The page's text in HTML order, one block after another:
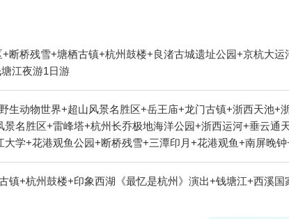
+断桥残雪+塘栖古镇+杭州鼓楼+良渚古城遗址公园+京杭大
江夜游1日游
生动物世界+超山风景名胜区+岳王庙+龙门古镇+浙西天池
名胜区+雷峰塔+杭州长乔极地海洋公园+浙西运河+垂云
学+花港观鱼公园+断桥残雪+三潭印月+花港观鱼+南屏晚
》演出+九溪十八涧+西溪3D奇幻艺术馆+天目山月亮湾漂
三峡+杭州体育馆+浙西大草原+杭州酒家+杭州剧院+钱王
+天目山上海之家+杭州大剧院+西溪湿地印象摇橹船+龙井
镇+杭州鼓楼+印象西湖《最忆是杭州》演出+钱塘江+西溪